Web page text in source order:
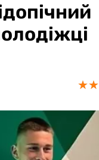
★★
★★